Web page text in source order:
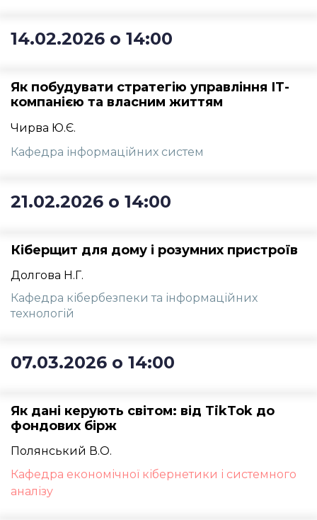
14.02.2026 о 14:00
Як побудувати стратегію управління ІТ-
компанією та власним життям
Чирва Ю.Є.
Кафедра інформаційних систем
21.02.2026 о 14:00
Кіберщит для дому і розумних пристроїв
Долгова Н.Г.
Кафедра кібербезпеки та інформаційних
технологій
07.03.2026 о 14:00
Як дані керують світом: від TikTok до
фондових бірж
Полянський В.О.
Кафедра економічної кібернетики і системного
аналізу